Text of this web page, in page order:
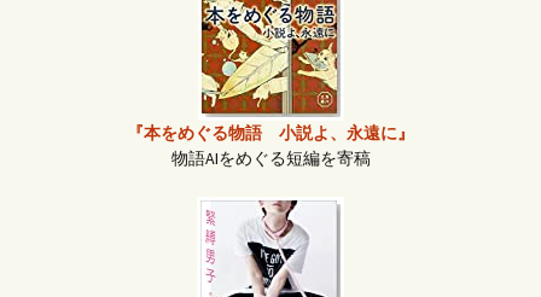
『本をめぐる物語 小説よ、永遠に』
物語AIをめぐる短編を寄稿